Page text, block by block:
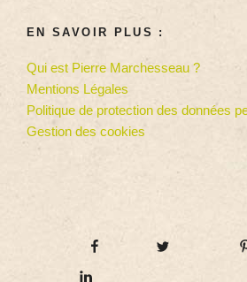
EN SAVOIR PLUS :
Qui est Pierre Marchesseau ?
Mentions Légales
Politique de protection des données
Gestion des cookies